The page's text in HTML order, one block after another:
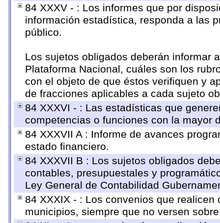
84 XXXV - : Los informes que por
información estadística, responda a las
público.
Los sujetos obligados deberán informar
Plataforma Nacional, cuáles son los
con el objeto de que éstos verifiquen y
de fracciones aplicables a cada sujeto
84 XXXVI - : Las estadísticas que
competencias o funciones con la mayor
84 XXXVII A : Informe de avances
estado financiero.
84 XXXVII B : Los sujetos obligados
contables, presupuestales y
Ley General de Contabilidad
84 XXXIX - : Los convenios que
municipios, siempre que no versen